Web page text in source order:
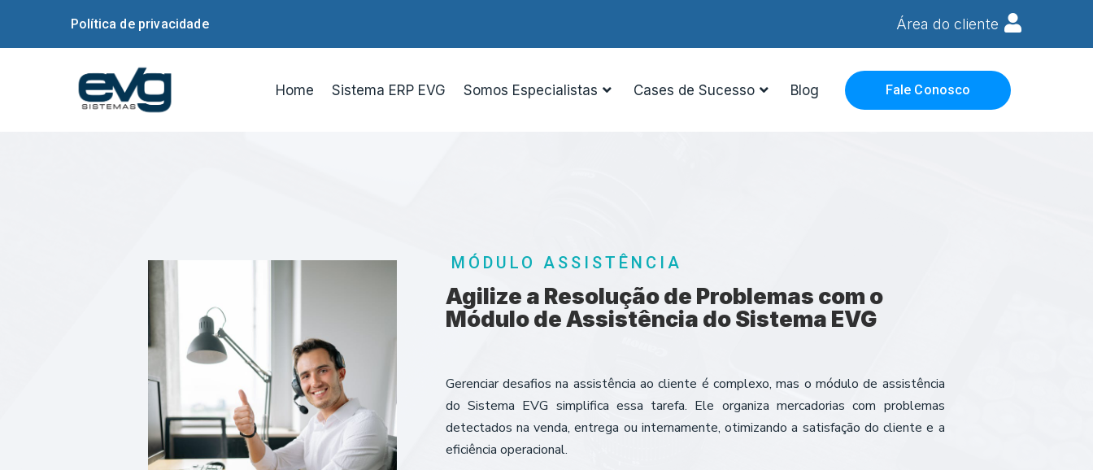
Política de privacidade Área do cliente
Home Sistema ERP EVG Somos Especialistas Cases de Sucesso Blog Fale Conosco
MÓDULO ASSISTÊNCIA
Agilize a Resolução de Problemas com o
Módulo de Assistência do Sistema EVG
Gerenciar desafios na assistência ao cliente é complexo, mas o módulo de assistência
do Sistema EVG simplifica essa tarefa. Ele organiza mercadorias com problemas
detectados na venda, entrega ou internamente, otimizando a satisfação do cliente e a
eficiência operacional.